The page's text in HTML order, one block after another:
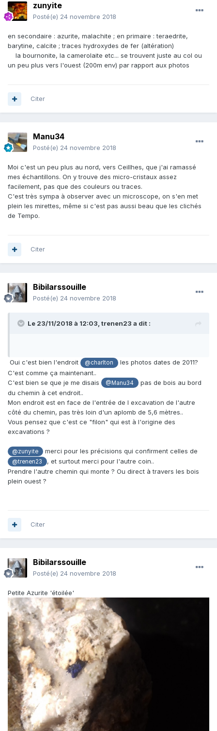
zunyite
Posté(e) 24 novembre 2018
en secondaire : azurite, malachite ; en primaire : teraedrite,
barytine, calcite ; traces hydroxydes de fer (altération)
la bournonite, la camerolaite etc... se trouvent juste au col ou
un peu plus vers l'ouest (200m env) par rapport aux photos
Citer
Manu34
Posté(e) 24 novembre 2018
Moi c'est un peu plus au nord, vers Ceillhes, que j'ai ramassé
mes échantillons. On y trouve des micro-cristaux assez
facilement, pas que des couleurs ou traces.
C'est très sympa à observer avec un microscope, on s'en met
plein les mirettes, même si c'est pas aussi beau que les clichés
de Tempo.
Citer
Bibilarssouille
Posté(e) 24 novembre 2018
Le 23/11/2018 à 12:03, trenen23 a dit :
Oui c'est bien l'endroit @charlton
les photos dates de 2011?
C'est comme ça maintenant..
C'est bien se que je me disais
@Manu34
pas de bois au bord
du chemin à cet endroit..
Mon endroit est en face de l'entrée de l excavation de l'autre
côté du chemin, pas très loin d'un aplomb de 5,6 mètres..
Vous pensez que c'est ce "filon" qui est à l'origine des
excavations ?
@zunyite merci pour les précisions qui confirment celles de
@trenen23
, et surtout merci pour l'autre coin..
Prendre l'autre chemin qui monte ? Ou direct à travers les bois
plein ouest ?
Citer
Bibilarssouille
Posté(e) 24 novembre 2018
Petite Azurite 'étoilée'